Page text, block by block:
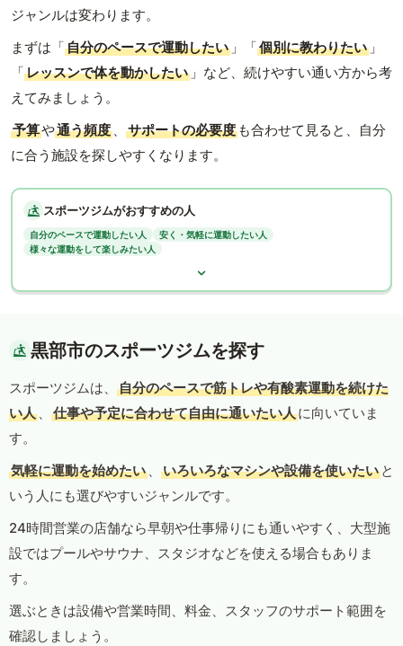
ジャンルは変わります。
まずは「自分のペースで運動したい 」「個別に教わりたい 」
「レッスンで体を動かしたい 」など、続けやすい通い方から考
えてみましょう。
予算や通う頻度 、 サポートの必要度 も合わせて見ると、自分
に合う施設を探しやすくなります。
スポーツジムがおすすめの人
自分のペースで運動したい人
安く・気軽に運動したい人
様々な運動をして楽しみたい人
黒部市のスポーツジムを探す
スポーツジムは、
自分のペースで筋トレや有酸素運動を続けた
い人 、 仕事や予定に合わせて自由に通いたい人に向いていま
す。
気軽に運動を始めたい 、 いろいろなマシンや設備を使いたい と
いう人にも選びやすいジャンルです。
24時間営業の店舗なら早朝や仕事帰りにも通いやすく、大型施
設ではプールやサウナ、スタジオなどを使える場合もありま
す。
選ぶときは設備や営業時間、料金、スタッフのサポート範囲を
確認しましょう。